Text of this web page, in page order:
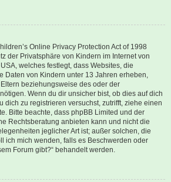
Online Privacy Protection Act of 1998
der Privatsphäre von Kindern im Internet von
welches festlegt, dass Websites, die
Daten von Kindern unter 13 Jahren erheben,
beziehungsweise des oder der
Wenn du dir unsicher bist, ob dies auf dich
dich zu registrieren versuchst, zutrifft, ziehe einen
Bitte beachte, dass phpBB Limited und der
Rechtsberatung anbieten kann und nicht die
jeglicher Art ist; außer solchen, die
ich mich wenden, falls es Beschwerden oder
Forum gibt?“ behandelt werden.